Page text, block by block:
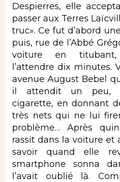
Despierres, elle
passer aux Terres
truc». Ce fut d’abord
puis, rue de l’Abbé
voiture en
l’attendre dix minutes.
avenue August Bebel
il attendit un peu,
cigarette, en donnant
très nets qui ne lui
problème… Après
rassit dans la voiture et
savoir quand elle
smartphone sonna
l’avait oublié là.